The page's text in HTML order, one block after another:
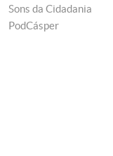
Sons da Cidadania
PodCásper